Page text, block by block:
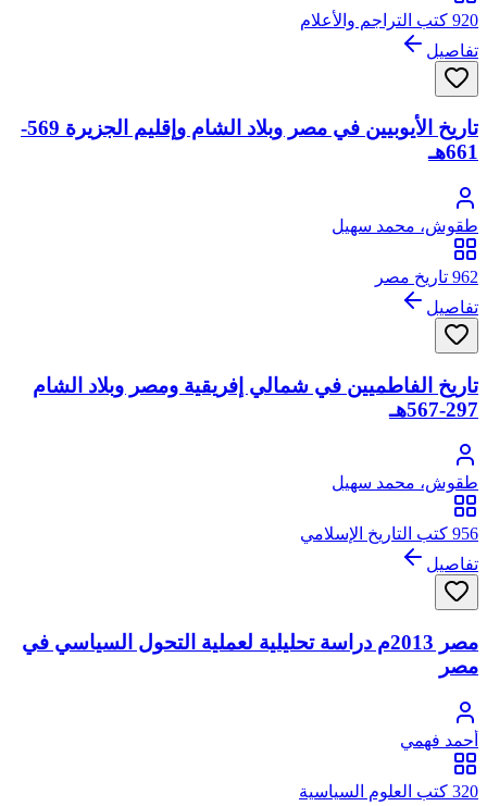
920 كتب التراجم والأعلام
تفاصيل
تاريخ الأيوبيين في مصر وبلاد الشام وإقليم الجزيرة 569-
661هـ
طقوش، محمد سهيل
962 تاريخ مصر
تفاصيل
تاريخ الفاطميين في شمالي إفريقية ومصر وبلاد الشام
297-567هـ
طقوش، محمد سهيل
956 كتب التاريخ الإسلامي
تفاصيل
مصر 2013م دراسة تحليلية لعملية التحول السياسي في
مصر
أحمد فهمي
320 كتب العلوم السياسية